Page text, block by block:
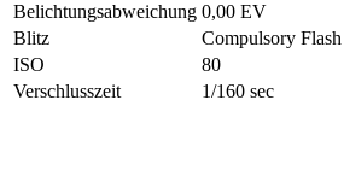
Belichtungsabweichung 0,00 EV
Blitz
Compulsory Flash
ISO
80
Verschlusszeit
1/160 sec